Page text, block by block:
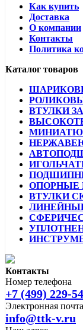
Как купить
Доставка
О компании
Контакты
Политика
Каталог товаров
ВТУЛКИ
ОПОРНЫЕ
ВТУЛКИ
Контакты
Номер телефона
+7 (499) 229-
Электронная почта
info@ttk-v.ru